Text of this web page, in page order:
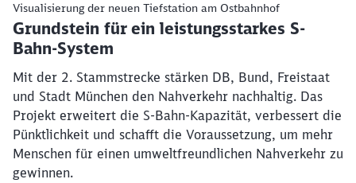
Visualisierung der neuen Tiefstation am Ostbahnhof
Grundstein für ein leistungsstarkes S-
Bahn-System
Mit der 2. Stammstrecke stärken DB, Bund, Freistaat
und Stadt München den Nahverkehr nachhaltig. Das
Projekt erweitert die S-Bahn-Kapazität, verbessert die
Pünktlichkeit und schafft die Voraussetzung, um mehr
Menschen für einen umweltfreundlichen Nahverkehr zu
gewinnen.